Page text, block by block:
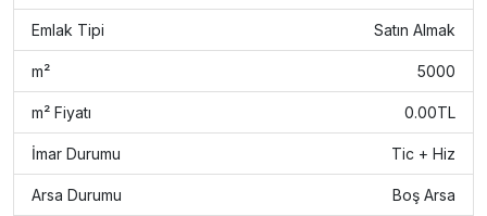
Emlak Tipi Satın Almak
m² 5000
m² Fiyatı 0.00TL
İmar Durumu Tic + Hiz
Arsa Durumu Boş Arsa